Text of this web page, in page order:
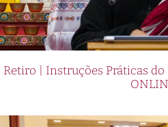
Retiro | Instruções Práticas do